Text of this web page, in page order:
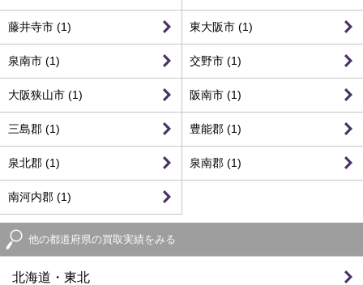
藤井寺市 (1) 東大阪市 (1)
泉南市 (1) 交野市 (1)
大阪狭山市 (1) 阪南市 (1)
三島郡 (1) 豊能郡 (1)
泉北郡 (1) 泉南郡 (1)
南河内郡 (1)
他の都道府県の買取実績をみる
北海道・東北